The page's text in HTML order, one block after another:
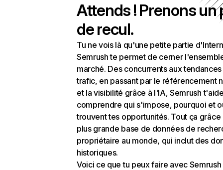
Attends ! Prenons un
de recul.
Tu ne vois là qu'une petite partie
Semrush te permet de cerner
marché. Des concurrents aux
trafic, en passant par le référencement
et la visibilité grâce à l'IA, Semrush
comprendre qui s'impose, pourquoi et
trouvent tes opportunités. Tout ça grâce
plus grande base de données de
propriétaire au monde, qui inclut des
historiques.
Voici ce que tu peux faire avec Semrush